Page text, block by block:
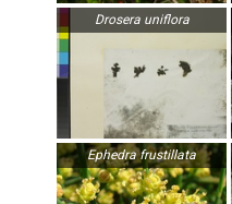
Drosera uniflora
Ephedra frustillata